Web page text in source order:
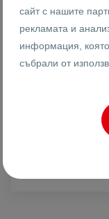
9260
Реф #
сайт с нашите
рекламата и
информация,
събрали от